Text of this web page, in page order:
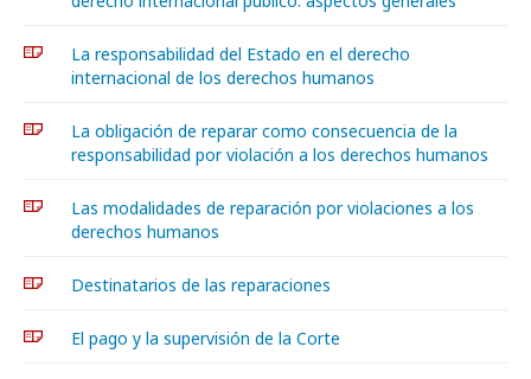
La responsabilidad del Estado en el derecho
internacional de los derechos humanos
La obligación de reparar como consecuencia de la
responsabilidad por violación a los derechos humanos
Las modalidades de reparación por violaciones a los
derechos humanos
Destinatarios de las reparaciones
El pago y la supervisión de la Corte